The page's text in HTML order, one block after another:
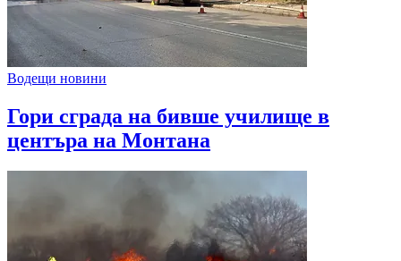
Водещи новини
Гори сграда на бивше училище в
центъра на Монтана